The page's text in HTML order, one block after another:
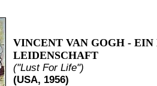
VINCENT VAN GOGH -
LEIDENSCHAFT
("Lust For Life")
(USA, 1956)